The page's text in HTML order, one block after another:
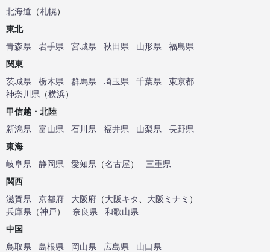
北海道 （札幌）
東北
青森県
岩手県 宮城県 秋田県 山形県
福島県
関東
茨城県
栃木県 群馬県 埼玉県 千葉県
東京都
神奈川県 （横浜）
甲信越・北陸
新潟県
富山県 石川県 福井県 山梨県
長野県
東海
岐阜県
静岡県 愛知県 （名古屋）
三重県
関西
滋賀県
京都府 大阪府 （大阪キタ 大阪ミナミ ）
兵庫県 （神戸） 奈良県
和歌山県
中国
鳥取県
島根県 岡山県 広島県
山口県